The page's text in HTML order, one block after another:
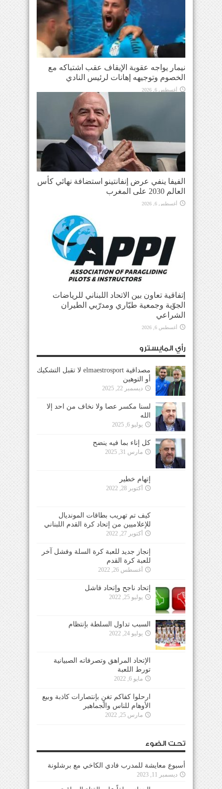
نيمار يواجه عقوبة الإيقاف عقب اشتباكه مع
الخصوم وتوجيهه إهانات لرئيس النادي
أغسطس 6, 2026
الفيفا ينفي عرض إنفانتينو استضافة نهائي كأس
العالم 2030 على المغرب
أغسطس 6, 2026
إتفاقية تعاون بين الاتحاد اللبناني للرياضات
الجوّية وجمعية طيّاري ومدرّبي الطيران
الشراعي
أغسطس 6, 2026
رأي المايسترو
مصداقية elmaestrosport لا تقبل التشكيك
أو التوهين
ديسمبر 22, 2025
لسنا مكسر عصا ولا نخاف من احد إلا
الله
يوليو 6, 2025
كل إناء بما فيه ينضح
مارس 31, 2025
إتهام خطير
أكتوبر 28, 2022
كيف تم تهريب بطاقات المونديال
للإعلاميين من إتحاد كرة القدم اللبناني
أكتوبر 27, 2022
إنجاز جديد للعبة كرة السلة وفشل آخر
للعبة كرة القدم
أغسطس 26, 2022
إتحاد ناجح وإتحاد فاشل
يوليو 25, 2022
السبب تداول السلطة بإنتظام
يوليو 24, 2022
الإتحاد المراهق وتصرفاته الصبيانية
تورط اللعبة
مايو 6, 2022
ارحلوا كفاكم تغنٍ بإنتصارات كاذبة وبيع
الأوهام للناس والجماهير
مارس 25, 2022
تحت الضوء
أسبوع معايشة للمدرب فادي الكاخي مع برشلونة
ديسمبر 11, 2023